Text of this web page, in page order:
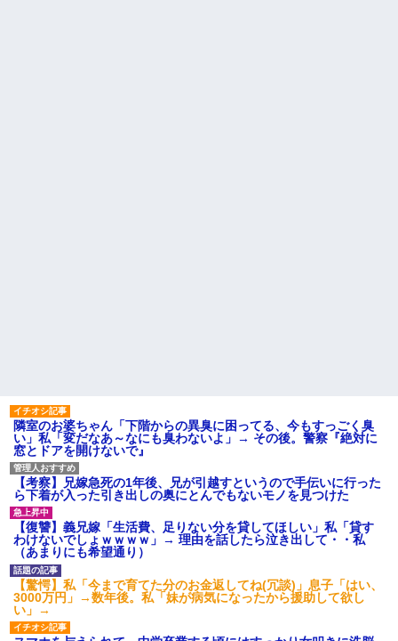
私「初めて飲む味だけどなん
のお茶？」彼「ちっ！」私「」
【GIF】JSのカンチョーワロ
タ
後続車にクラクションを鳴ら
され彼氏が逆切れ。「何クラク
ション鳴らしてんだ！降りてこ
いよ！」と怒鳴りだし...
【衝撃】報酬100万円超の治験
募集がこちらｗｗｗｗｗ(※画像
あり)
【ネット騒然】惨殺されたタ
ワマン頂き女子のこの動画、す
げえええええｗｗｗｗｗｗｗｗ
ｗｗｗ
【愕然】白のクラウン俺氏、
高速道路左車線を制限速度で走
隣室のお婆ちゃん「下階からの異臭に困ってる、今もすっごく臭
い」私「変だなあ～なにも臭わないよ」→ その後。警察『絶対に
窓とドアを開けないで』
【考察】兄嫁急死の1年後、兄が引越すというので手伝いに行った
ら下着が入った引き出しの奥にとんでもないモノを見つけた
【復讐】義兄嫁「生活費、足りない分を貸してほしい」私「貸す
わけないでしょｗｗｗｗ」→ 理由を話したら泣き出して・・私
（あまりにも希望通り）
【驚愕】私「今まで育てた分のお金返してね(冗談)」息子「はい、
3000万円」→数年後。私「妹が病気になったから援助して欲し
い」→